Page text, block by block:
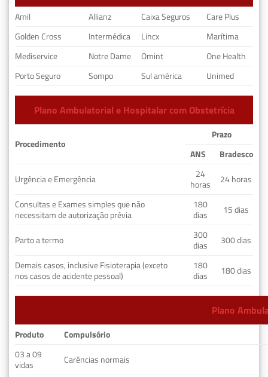
Amil
Allianz Caixa Seguros
Care Plus
Golden Cross
Intermédica Lincx
Marítima
Mediservice
Notre Dame Omint
One Health
Porto Seguro
Sompo Sul américa Unimed
Plano Ambulatorial e Hospitalar com Obstetrícia
Procedimento
Prazo
ANS
Bradesco
Urgência e Emergência
24
horas
24 horas
Consultas e Exames simples que não
necessitam de autorização prévia
180
dias
15 dias
Parto a termo
300
dias
300 dias
Demais casos, inclusive Fisioterapia (exceto
nos casos de acidente pessoal)
180
dias
180 dias
Plano
Produto
Compulsório
03 a 09
vidas
Carências normais